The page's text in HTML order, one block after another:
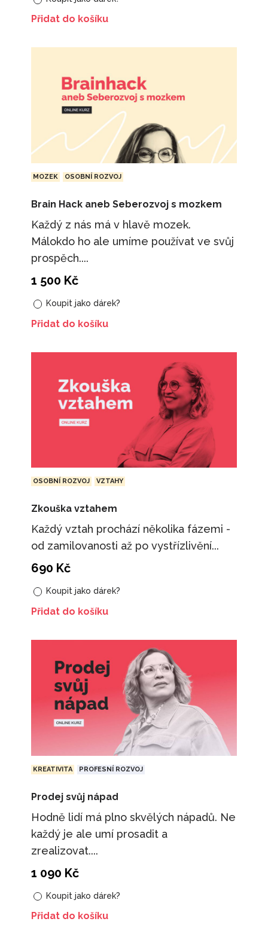
Přidat do košíku
MOZEK OSOBNÍ ROZVOJ
Brain Hack aneb Seberozvoj s mozkem
Každý z nás má v hlavě mozek.
Málokdo ho ale umíme používat ve svůj
prospěch....
1 500 Kč
Koupit jako dárek?
Přidat do košíku
OSOBNÍ ROZVOJ VZTAHY
Zkouška vztahem
Každý vztah prochází několika fázemi -
od zamilovanosti až po vystřízlivění...
690 Kč
Koupit jako dárek?
Přidat do košíku
KREATIVITA PROFESNÍ ROZVOJ
Prodej svůj nápad
Hodně lidí má plno skvělých nápadů. Ne
každý je ale umí prosadit a
zrealizovat....
1 090 Kč
Koupit jako dárek?
Přidat do košíku